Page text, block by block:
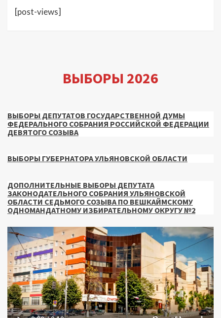
[post-views]
ВЫБОРЫ 2026
ВЫБОРЫ ДЕПУТАТОВ ГОСУДАРСТВЕННОЙ ДУМЫ
ФЕДЕРАЛЬНОГО СОБРАНИЯ РОССИЙСКОЙ ФЕДЕРАЦИИ
ДЕВЯТОГО СОЗЫВА
ВЫБОРЫ ГУБЕРНАТОРА УЛЬЯНОВСКОЙ ОБЛАСТИ
ДОПОЛНИТЕЛЬНЫЕ ВЫБОРЫ ДЕПУТАТА
ЗАКОНОДАТЕЛЬНОГО СОБРАНИЯ УЛЬЯНОВСКОЙ
ОБЛАСТИ СЕДЬМОГО СОЗЫВА ПО ВЕШКАЙМСКОМУ
ОДНОМАНДАТНОМУ ИЗБИРАТЕЛЬНОМУ ОКРУГУ №2